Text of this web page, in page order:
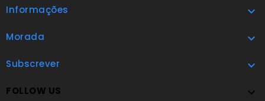
Informações 
Morada 
Subscrever 
FOLLOW US 